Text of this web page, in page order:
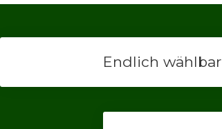
Endlich wählbar